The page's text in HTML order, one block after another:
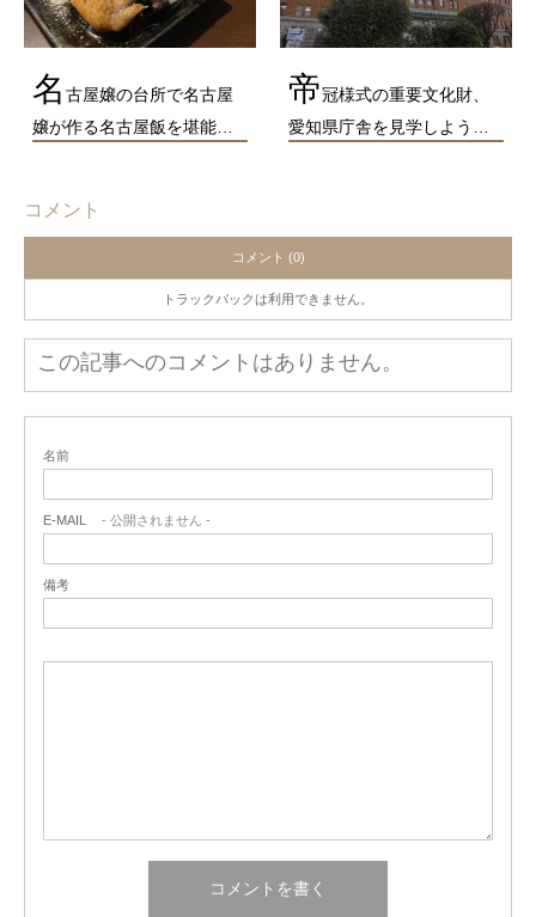
名 古屋嬢の台所で名古屋
嬢が作る名古屋飯を堪能…
帝冠様式の重要文化財、
愛知県庁舎を見学しよう…
コメント
コメント (0)
トラックバックは利用できません。
この記事へのコメントはありません。
名前
E-MAIL - 公開されません -
備考